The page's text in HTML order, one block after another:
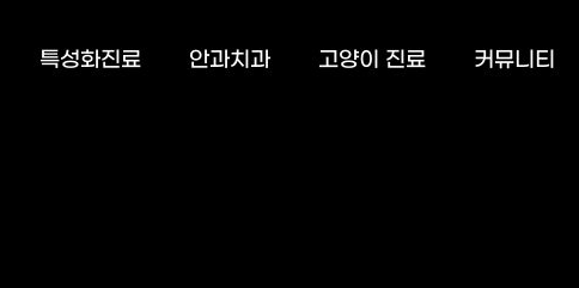
특성화진료 안과치과 고양이 진료 커뮤니티